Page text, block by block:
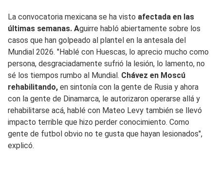
La convocatoria mexicana se ha visto afectada en las
últimas semanas. Aguirre habló abiertamente sobre los
casos que han golpeado al plantel en la antesala del
Mundial 2026. "Hablé con Huescas, lo aprecio mucho como
persona, desgraciadamente sufrió la lesión, lo lamento, no
sé los tiempos rumbo al Mundial. Chávez en Moscú
rehabilitando, en sintonía con la gente de Rusia y ahora
con la gente de Dinamarca, le autorizaron operarse allá y
rehabilitarse acá, hablé con Mateo Levy también se llevó
impacto terrible que hizo perder conocimiento. Como
gente de futbol obvio no te gusta que hayan lesionados",
explicó.